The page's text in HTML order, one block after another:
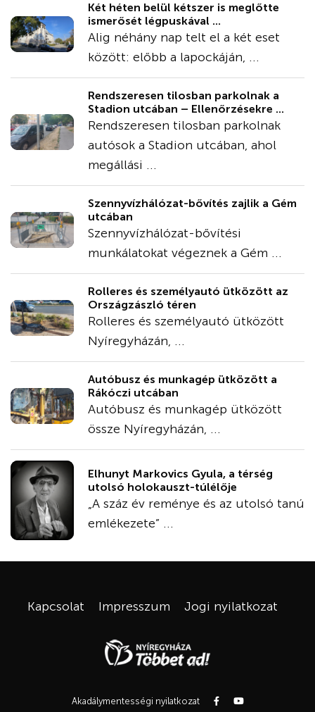
Két héten belül kétszer is meglőtte
ismerősét légpuskával ...
Alig néhány nap telt el a két eset
között: előbb a lapockáján, ...
Rendszeresen tilosban parkolnak a
Stadion utcában – Ellenőrzésekre ...
Rendszeresen tilosban parkolnak
autósok a Stadion utcában, ahol
megállási ...
Szennyvízhálózat-bővítés zajlik a Gém
utcában
Szennyvízhálózat-bővítési
munkálatokat végeznek a Gém ...
Rolleres és személyautó ütközött az
Országzászló téren
Rolleres és személyautó ütközött
Nyíregyházán, ...
Autóbusz és munkagép ütközött a
Rákóczi utcában
Autóbusz és munkagép ütközött
össze Nyíregyházán, ...
Elhunyt Markovics Gyula, a térség
utolsó holokauszt-túlélője
„A száz év reménye és az utolsó tanú
emlékezete” ...
Kapcsolat Impresszum Jogi nyilatkozat
Akadálymentességi nyilatkozat